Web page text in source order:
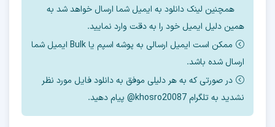
برای ارتقاء دانش تعمیرکاران پارسی زبان آموزش
های تعویض هارد با90 درصد تخفیف ارائه میشود.
با همین آموزشها بدون شرکت در دوره و پرداخت
هزینه های گزاف میتوانید کار را یاد بگیرید و کسب
همچنین لینک دانلود به ایمیل شما ارسال خواهد شد به
همین دلیل ایمیل خود را به دقت وارد نمایید.
ممکن است ایمیل ارسالی به پوشه اسپم یا Bulk ایمیل شما
ارسال شده باشد.
در صورتی که به هر دلیلی موفق به دانلود فایل مورد نظر
نشدید به تلگرام khosro20087@ پیام دهید.